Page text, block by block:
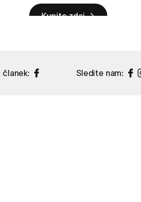
Kupite zdaj
članek: Sledite nam: